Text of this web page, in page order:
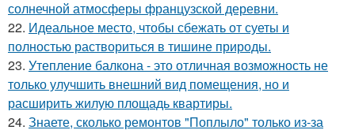
солнечной атмосферы французской деревни.
22. Идеальное место, чтобы сбежать от суеты и
полностью раствориться в тишине природы.
23. Утепление балкона - это отличная возможность не
только улучшить внешний вид помещения, но и
расширить жилую площадь квартиры.
24. Знаете, сколько ремонтов "Поплыло" только из-за